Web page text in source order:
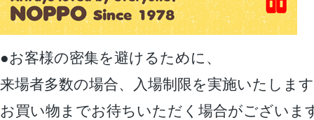
●お客様の密集を避けるために、
来場者多数の場合、入場制限を実施いたしま
お買い物までお待ちいただく場合がございま